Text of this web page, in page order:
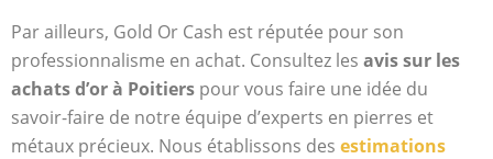
Par ailleurs, Gold Or Cash est réputée pour son
professionnalisme en achat. Consultez les avis sur les
achats d’or à Poitiers pour vous faire une idée du
savoir-faire de notre équipe d’experts en pierres et
métaux précieux. Nous établissons des estimations